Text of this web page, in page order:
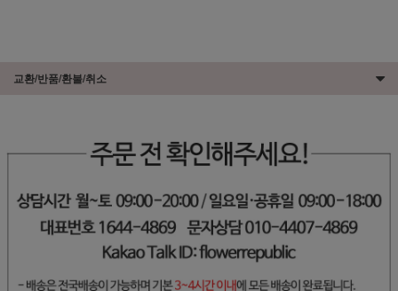
교환/반품/환불/취소